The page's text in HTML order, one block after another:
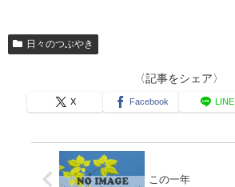
日々のつぶやき
〈記事をシェア〉
X Facebook LINE
この一年